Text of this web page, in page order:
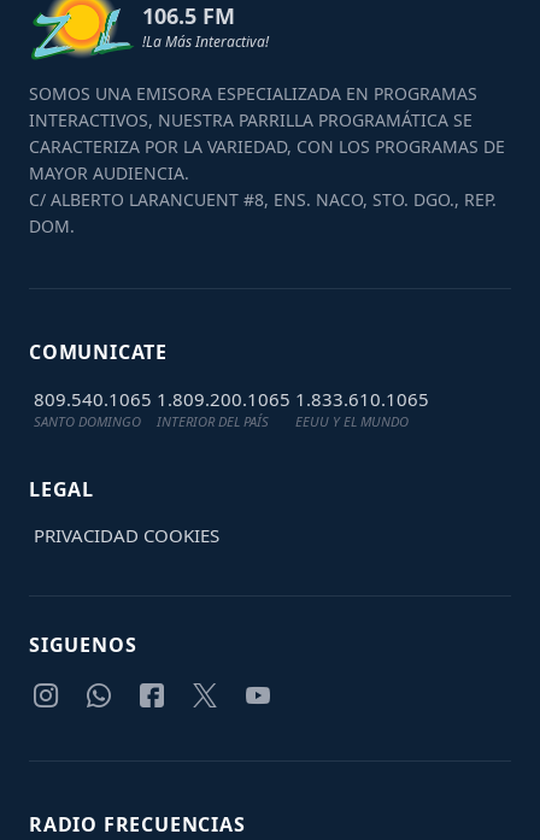
106.5 FM
!La Más Interactiva!
SOMOS UNA EMISORA ESPECIALIZADA EN PROGRAMAS
INTERACTIVOS, NUESTRA PARRILLA PROGRAMÁTICA SE
CARACTERIZA POR LA VARIEDAD, CON LOS PROGRAMAS DE
MAYOR AUDIENCIA.
C/ ALBERTO LARANCUENT #8, ENS. NACO, STO. DGO., REP.
DOM.
COMUNICATE
809.540.1065
SANTO DOMINGO
1.809.200.1065
INTERIOR DEL PAÍS
1.833.610.1065
EEUU Y EL MUNDO
LEGAL
PRIVACIDAD COOKIES
SIGUENOS
RADIO FRECUENCIAS